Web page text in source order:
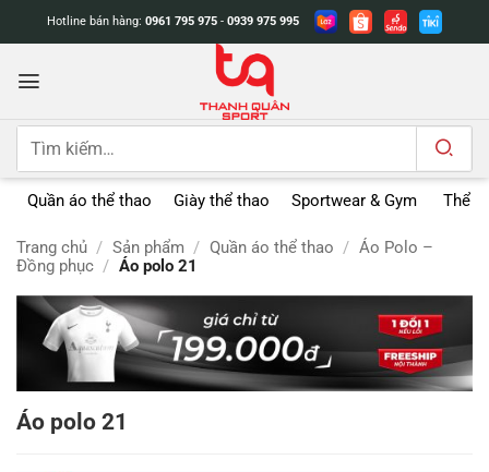
dung
Hotline bán hàng: 0961 795 975 - 0939 975 995
Tìm
Quần áo thể thao Giày thể thao Sportwear & Gym Thể
Trang chủ / Sản phẩm / Quần áo thể thao / Áo Polo –
Đồng phục / Áo polo 21
Áo polo 21